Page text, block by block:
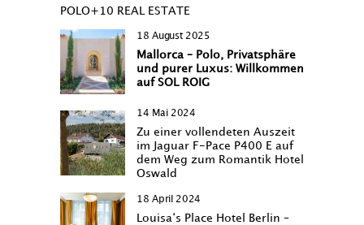
POLO+10 REAL ESTATE
18 August 2025
Mallorca – Polo, Privatsphäre
und purer Luxus: Willkommen
auf SOL ROIG
14 Mai 2024
Zu einer vollendeten Auszeit
im Jaguar F-Pace P400 E auf
dem Weg zum Romantik Hotel
Oswald
18 April 2024
Louisa‘s Place Hotel Berlin –